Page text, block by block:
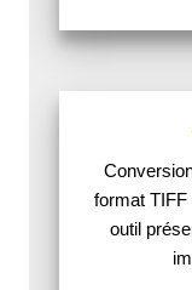
format TIFF
outil